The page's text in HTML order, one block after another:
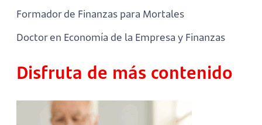
Formador de Finanzas para Mortales
Doctor en Economía de la Empresa y Finanzas
Disfruta de más contenido